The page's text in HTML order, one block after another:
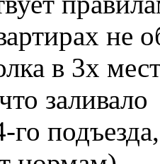
не
в 3х
заливало
го